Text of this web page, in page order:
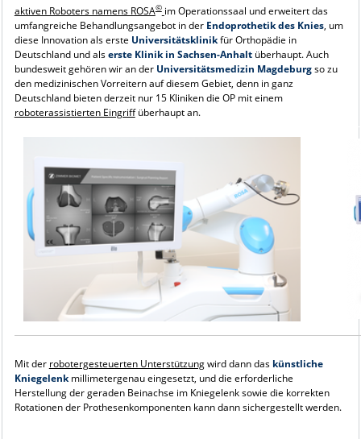
aktiven Roboters namens ROSA© im Operationssaal und erweitert das
umfangreiche Behandlungsangebot in der Endoprothetik des Knies, um
diese Innovation als erste Universitätsklinikfür Orthopädie in
Deutschland und alserste Klinik in Sachsen-Anhaltüberhaupt. Auch
bundesweit gehören wir an der Universitätsmedizin Magdeburgso zu
den medizinischen Vorreitern auf diesem Gebiet, denn in ganz
Deutschland bieten derzeit nur 15 Kliniken die OP mit einem
roboterassistierten Eingriffüberhaupt an.
Mit der robotergesteuerten Unterstützungwird dann das künstliche
Kniegelenkmillimetergenau eingesetzt, und die erforderliche
Herstellung der geraden Beinachse im Kniegelenk sowie die korrekten
Rotationen der Prothesenkomponenten kann dann sichergestellt werden.